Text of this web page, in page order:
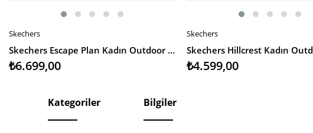
SEPETE EKLE
Skechers
Skechers Escape Plan Kadın Outdoor Ayakkabı
₺6.699,00
SEPETE EKLE
Skechers
₺4.599,00
Kategoriler Bilgiler